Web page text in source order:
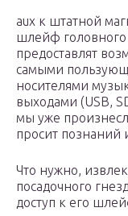
aux к штатной
шлейф головного
предоставлят
самыми
носителями
выходами (USB,
мы уже
просит познаний
Что нужно,
посадочного
доступ к его